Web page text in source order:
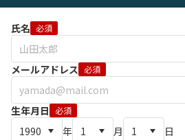
氏名 必須
メールアドレス 必須
生年月日 必須
年 月
日